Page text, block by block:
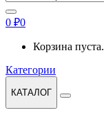
0 ₽0
Корзина пуста.
Категории
КАТАЛОГ